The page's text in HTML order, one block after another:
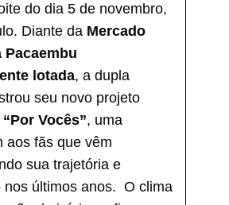
do dia 5 de novembro,
Diante da Mercado
Pacaembu
lotada, a dupla
seu novo projeto
“Por Vocês”, uma
aos fãs que vêm
sua trajetória e
nos últimos anos. O clima